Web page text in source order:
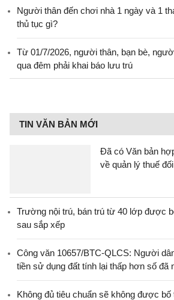
Người thân đến chơi nhà 1 ngày và 1
thủ tục gì?
Từ 01/7/2026, người thân, bạn bè,
qua đêm phải khai báo lưu trú
TIN VĂN BẢN MỚI
Đã có Văn bản
về quản lý thuế
Trường nội trú, bán trú từ 40 lớp được
sau sắp xếp
Công văn 10657/BTC-QLCS: Người
tiền sử dụng đất tính lại thấp hơn số đã
Không đủ tiêu chuẩn sẽ không được